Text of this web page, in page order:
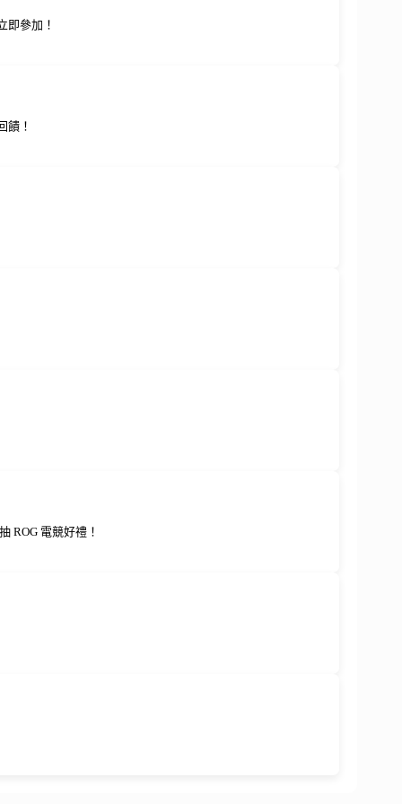
即參加！
饋！
ROG 電競好禮！